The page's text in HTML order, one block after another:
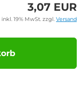
3,07 EUR
inkl. 19% MwSt. zzgl. Versand